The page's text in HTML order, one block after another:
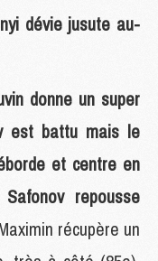
dévie jusute au-
donne un super
est battu mais le
et centre en
repousse
récupère un